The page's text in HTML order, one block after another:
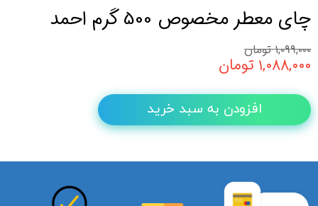
چای معطر مخصوص 500 گرم احمد
۱,۰۹۹,۰۰۰ تومان
۱,۰۸۸,۰۰۰ تومان
افزودن به سبد خرید